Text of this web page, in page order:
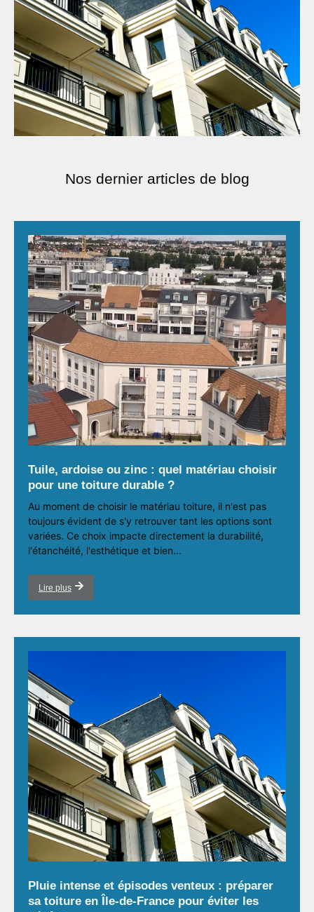
Nos dernier articles de blog
Tuile, ardoise ou zinc : quel matériau choisir
pour une toiture durable ?
Au moment de choisir le matériau toiture, il n'est pas
toujours évident de s'y retrouver tant les options sont
variées. Ce choix impacte directement la durabilité,
l'étanchéité, l'esthétique et bien...
Lire plus
Pluie intense et épisodes venteux : préparer
sa toiture en Île-de-France pour éviter les